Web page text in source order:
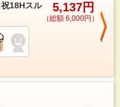
18Hスル
5,137円
（総額 6,000円）